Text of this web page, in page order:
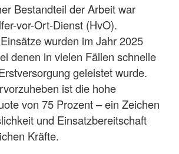
Bestandteil der Arbeit war
vor-Ort-Dienst (HvO).
wurden im Jahr 2025
denen in vielen Fällen schnelle
geleistet wurde.
ist die hohe
von 75 Prozent – ein Zeichen
und Einsatzbereitschaft
Kräfte.